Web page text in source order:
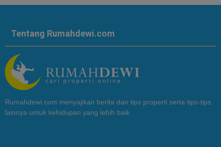
Tentang Rumahdewi.com
Rumahdewi.com menyajikan berita dan tips properti serta tips-tips
lainnya untuk kehidupan yang lebih baik